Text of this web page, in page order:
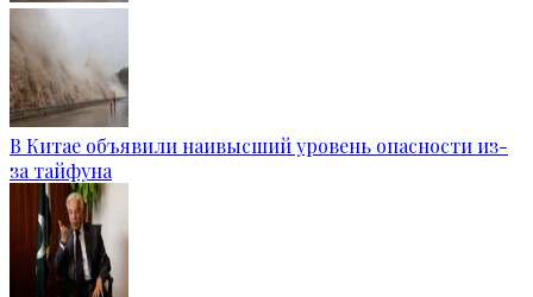
В Китае объявили наивысший уровень опасности из-
за тайфуна